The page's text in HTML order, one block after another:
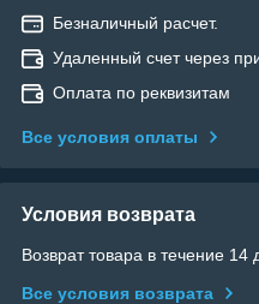
Безналичный расчет.
Удаленный счет через
Оплата по реквизитам
Все условия оплаты
Условия возврата
Возврат товара в течение 14
Все условия возврата